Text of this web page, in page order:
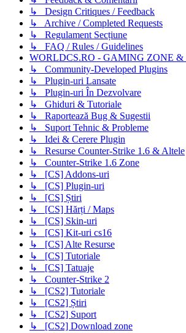
↳ Design Critiques / Feedback
↳ Archive / Completed Requests
↳ Regulament Secțiune
↳ FAQ / Rules / Guidelines
WORLDCS.RO - GAMING ZONE &
↳ Community-Developed Plugins
↳ Plugin-uri Lansate
↳ Plugin-uri În Dezvolvare
↳ Ghiduri & Tutoriale
↳ Raportează Bug & Sugestii
↳ Suport Tehnic & Probleme
↳ Idei & Cerere Plugin
↳ Resurse Counter-Strike 1.6 & Altele
↳ Counter-Strike 1.6 Zone
↳ [CS] Addons-uri
↳ [CS] Plugin-uri
↳ [CS] Știri
↳ [CS] Hărți / Maps
↳ [CS] Skin-uri
↳ [CS] Kit-uri cs16
↳ [CS] Alte Resurse
↳ [CS] Tutoriale
↳ [CS] Tatuaje
↳ Counter-Strike 2
↳ [CS2] Tutoriale
↳ [CS2] Știri
↳ [CS2] Suport
↳ [CS2] Download zone